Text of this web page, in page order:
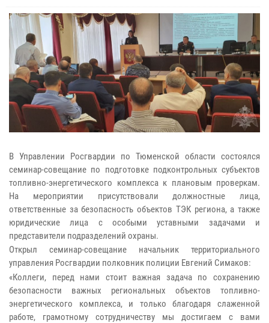
В Управлении Росгвардии по Тюменской области состоялся
семинар-совещание по подготовке подконтрольных субъектов
топливно-энергетического комплекса к плановым проверкам.
На мероприятии присутствовали должностные лица,
ответственные за безопасность объектов ТЭК региона, а также
юридические лица с особыми уставными задачами и
представители подразделений охраны.
Открыл семинар-совещание начальник территориального
управления Росгвардии полковник полиции Евгений Симаков:
«Коллеги, перед нами стоит важная задача по сохранению
безопасности важных региональных объектов топливно-
энергетического комплекса, и только благодаря слаженной
работе, грамотному сотрудничеству мы достигаем с вами